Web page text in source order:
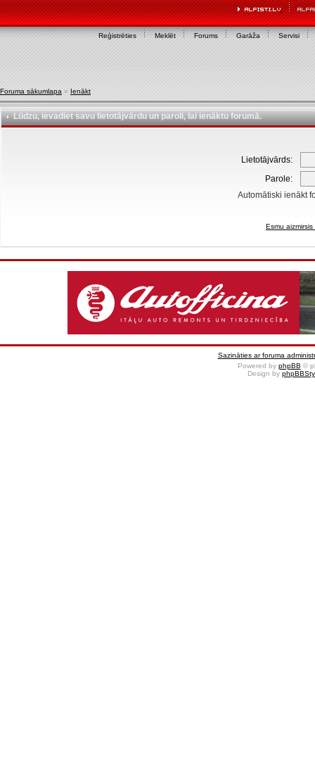
Reģistrēties Meklēt Forums Garāža Servisi
Foruma sākumlapa » Ienākt
Lūdzu, ievadiet savu lietotājvārdu un paroli, lai ienāktu forumā.
Lietotājvārds:
Parole:
Automātiski ienākt
Esmu
Sazināties ar foruma
Powered by phpBB ©
Design by